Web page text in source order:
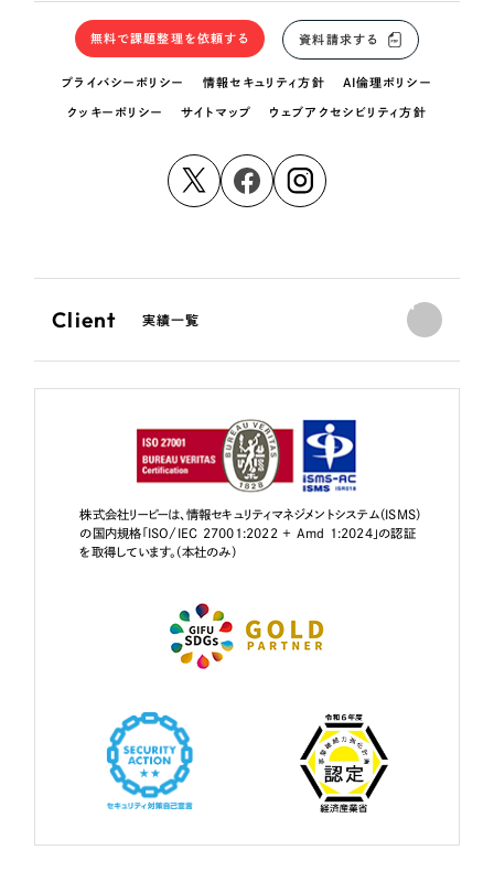
無料で課題整理を依頼する 資料請求する
プライバシーポリシー 情報セキュリティ方針 AI倫理ポリシー
クッキーポリシー サイトマップ ウェブアクセシビリティ方針
Client 実績一覧
株式会社リーピーは、情報セキュリティマネジメントシステム（ISMS）
の国内規格「ISO/IEC 27001:2022 + Amd 1:2024」の認証
を取得しています。（本社のみ）